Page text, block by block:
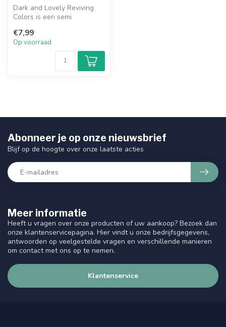
Dark and Lovely Reviving
Colors is een semi
€7,99
Op voorraad
Meer informatie
Heeft u vragen over onze producten of uw aankoop? Bezoek dan
onze klantenservicepagina. Hier vindt u onze bedrijfsgegevens,
antwoorden op veelgestelde vragen en verschillende manieren
om contact met ons op te nemen.
Klantenservice
Abonneer je op onze nieuwsbrief
Blijf op de hoogte over onze laatste acties